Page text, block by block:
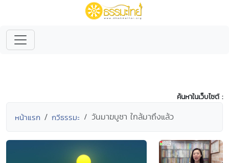
ค้นหาในเว็บไซต์ :
หน้าแรก กวีธรรมะ วันมาฆบูชา ใกล้มาถึงแล้ว